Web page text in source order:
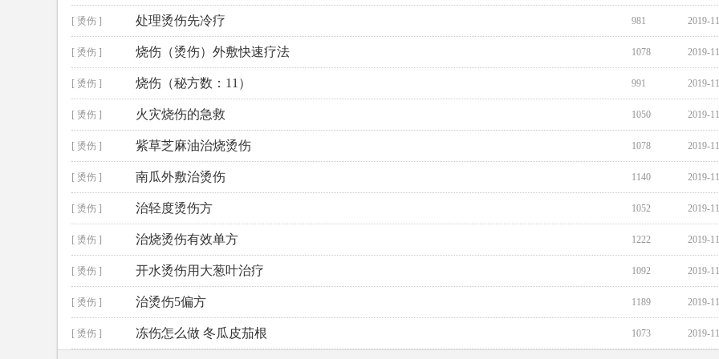
[ 烫伤 ] 处理烫伤先冷疗 2019-
981
[ 烫伤 ] 烧伤（烫伤）外敷快速疗法 2019-
1078
[ 烫伤 ] 烧伤（秘方数：11） 2019-
991
[ 烫伤 ] 火灾烧伤的急救 2019-
1050
[ 烫伤 ] 紫草芝麻油治烧烫伤 2019-
1078
[ 烫伤 ] 南瓜外敷治烫伤 2019-
1140
[ 烫伤 ] 治轻度烫伤方 2019-
1052
[ 烫伤 ] 治烧烫伤有效单方 2019-
1222
[ 烫伤 ] 开水烫伤用大葱叶治疗 2019-
1092
[ 烫伤 ] 治烫伤5偏方 2019-
1189
[ 烫伤 ] 冻伤怎么做 冬瓜皮茄根 2019-
1073